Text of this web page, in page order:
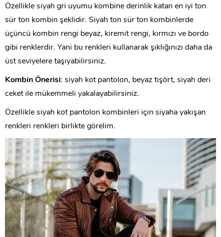
Özellikle siyah gri uyumu kombine derinlik katan en iyi ton
sür ton kombin şeklidir. Siyah ton sür ton kombinlerde
üçüncü kombin rengi beyaz, kiremit rengi, kırmızı ve bordo
gibi renklerdir. Yani bu renkleri kullanarak şıklığınızı daha da
üst seviyelere taşıyabilirsiniz.
Kombin Önerisi: siyah kot pantolon, beyaz tişört, siyah deri
ceket ile mükemmeli yakalayabilirsiniz.
Özellikle siyah kot pantolon kombinleri için siyaha yakışan
renkleri renkleri birlikte görelim.